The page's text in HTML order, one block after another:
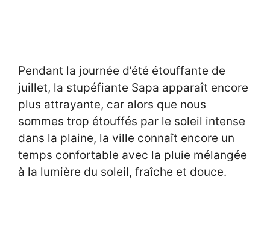
Pendant la journée d’été étouffante de
juillet, la stupéfiante Sapa apparaît encore
plus attrayante, car alors que nous
sommes trop étouffés par le soleil intense
dans la plaine, la ville connaît encore un
temps confortable avec la pluie mélangée
à la lumière du soleil, fraîche et douce.